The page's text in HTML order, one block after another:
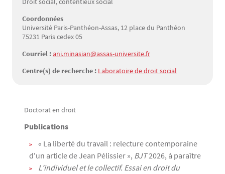
Coordonnées
Université Paris-Panthéon-Assas, 12 place du Panthéon
75231 Paris cedex 05
Courriel :ani.minasian@assas-universite.fr
Centre(s) de recherche : Laboratoire de droit social
Texte
Doctorat en droit
Publications
« La liberté du travail : relecture contemporaine
d'un article de Jean Pélissier », BJT2026, à paraître
L’individuel et le collectif. Essai en droit du